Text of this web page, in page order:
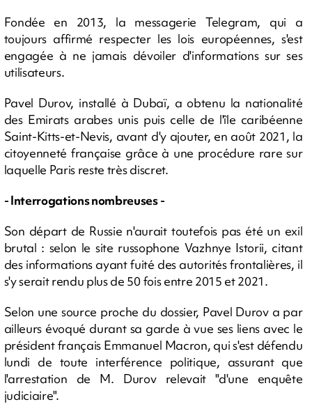
Fondée en 2013, la messagerie Telegram, qui a
toujours affirmé respecter les lois européennes, s'est
engagée à ne jamais dévoiler d'informations sur ses
utilisateurs.
Pavel Durov, installé à Dubaï, a obtenu la nationalité
des Emirats arabes unis puis celle de l'île caribéenne
Saint-Kitts-et-Nevis, avant d'y ajouter, en août 2021, la
citoyenneté française grâce à une procédure rare sur
laquelle Paris reste très discret.
- Interrogations nombreuses -
Son départ de Russie n'aurait toutefois pas été un exil
brutal : selon le site russophone Vazhnye Istorii, citant
des informations ayant fuité des autorités frontalières, il
s'y serait rendu plus de 50 fois entre 2015 et 2021.
Selon une source proche du dossier, Pavel Durov a par
ailleurs évoqué durant sa garde à vue ses liens avec le
président français Emmanuel Macron, qui s'est défendu
lundi de toute interférence politique, assurant que
l'arrestation de M. Durov relevait "d'une enquête
judiciaire".